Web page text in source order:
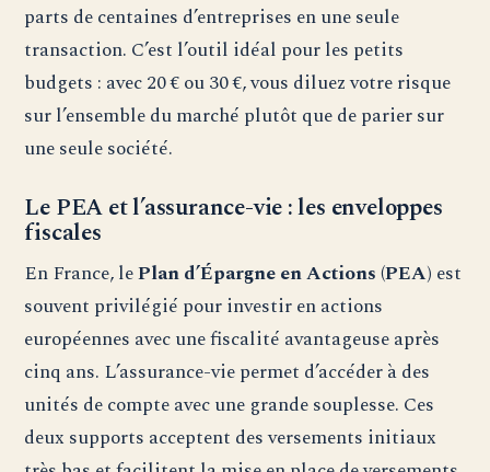
parts de centaines d’entreprises en une seule
transaction. C’est l’outil idéal pour les petits
budgets : avec 20 € ou 30 €, vous diluez votre risque
sur l’ensemble du marché plutôt que de parier sur
une seule société.
Le PEA et l’assurance-vie : les enveloppes
fiscales
En France, lePlan d’Épargne en Actions (PEA) est
souvent privilégié pour investir en actions
européennes avec une fiscalité avantageuse après
cinq ans. L’assurance-vie permet d’accéder à des
unités de compte avec une grande souplesse. Ces
deux supports acceptent des versements initiaux